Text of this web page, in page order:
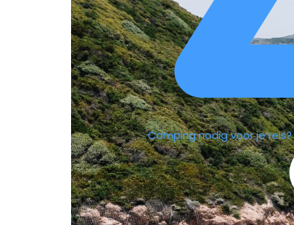
Camping nodig voor je reis?